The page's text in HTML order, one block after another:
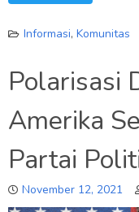
Informasi, Komunitas
Polarisasi
Amerika
Partai
November 12, 2021